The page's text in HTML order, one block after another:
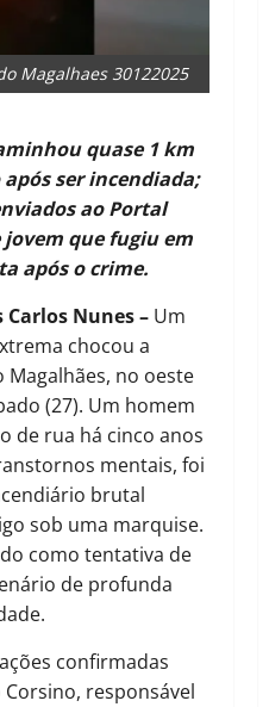
Magalhaes 30122025
quase 1 km
ser incendiada;
ao Portal
que fugiu em
após o crime.
Nunes – Um
chocou a
Magalhães, no oeste
(27). Um homem
de rua há cinco anos
mentais, foi
brutal
sob uma marquise.
como tentativa de
de profunda
confirmadas
responsável